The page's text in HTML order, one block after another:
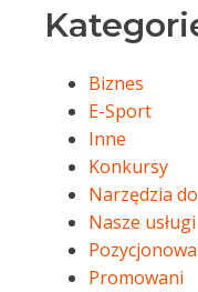
Biznes
E-Sport
Inne
Konkursy
Narzędzia
Nasze usługi
Promowani